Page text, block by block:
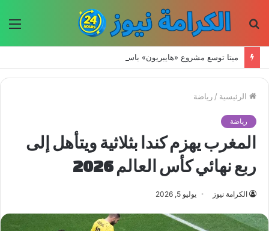
الرئيسية / رياضة
رياضة
المغرب يهزم كندا بثلاثية ويتأهل إلى
ربع نهائي كأس العالم 2026
الكرامة نيوز يوليو 5, 2026